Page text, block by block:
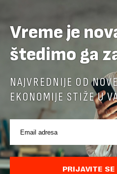
Vreme je
štedimo ga
NAJVREDNIJE OD
EKONOMIJE STIŽE U
PRIJAVITE SE